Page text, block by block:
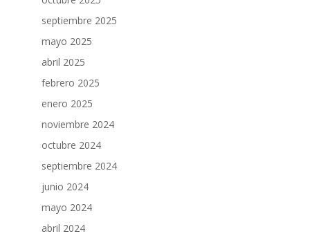
septiembre 2025
mayo 2025
abril 2025
febrero 2025
enero 2025
noviembre 2024
octubre 2024
septiembre 2024
junio 2024
mayo 2024
abril 2024